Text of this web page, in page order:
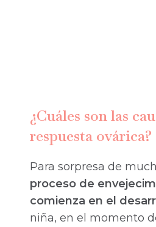
¿Cuáles son las
respuesta ovárica?
Para sorpresa de
proceso de
comienza en el
niña, en el momento